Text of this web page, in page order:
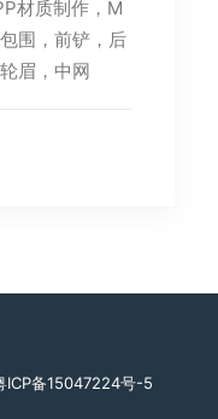
材质制作，M
围，前铲，后
眉，中网
ICP备15047224号-5